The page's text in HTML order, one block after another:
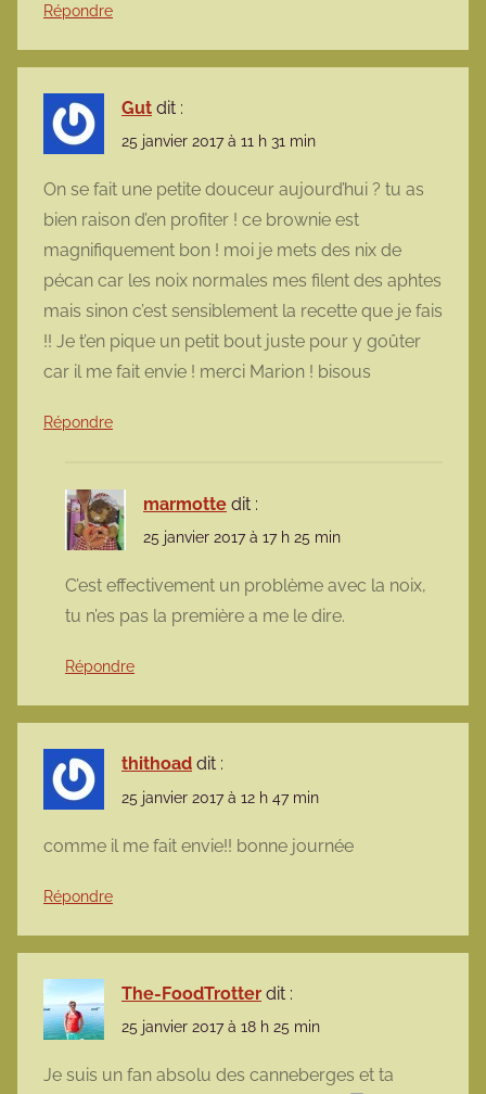
Répondre
Gut dit :
25 janvier 2017 à 11 h 31 min
On se fait une petite douceur aujourd’hui ? tu as
bien raison d’en profiter ! ce brownie est
magnifiquement bon ! moi je mets des nix de
pécan car les noix normales mes filent des aphtes
mais sinon c’est sensiblement la recette que je fais
!! Je t’en pique un petit bout juste pour y goûter
car il me fait envie ! merci Marion ! bisous
Répondre
marmotte dit :
25 janvier 2017 à 17 h 25 min
C’est effectivement un problème avec la noix,
tu n’es pas la première a me le dire.
Répondre
thithoad dit :
25 janvier 2017 à 12 h 47 min
comme il me fait envie!! bonne journée
Répondre
The-FoodTrotter dit :
25 janvier 2017 à 18 h 25 min
Je suis un fan absolu des canneberges et ta